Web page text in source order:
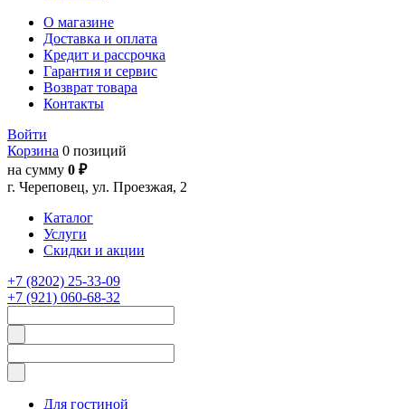
О магазине
Доставка и оплата
Кредит и рассрочка
Гарантия и сервис
Возврат товара
Контакты
Войти
Корзина 0 позиций
на сумму 0 ₽
г. Череповец, ул. Проезжая, 2
Каталог
Услуги
Скидки и акции
+7 (8202) 25-33-09
+7 (921) 060-68-32
Для гостиной